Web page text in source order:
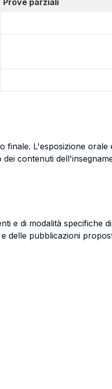
Prove parziali
finale. L'esposizione
contenuti
e di modalità specifiche
delle pubblicazioni